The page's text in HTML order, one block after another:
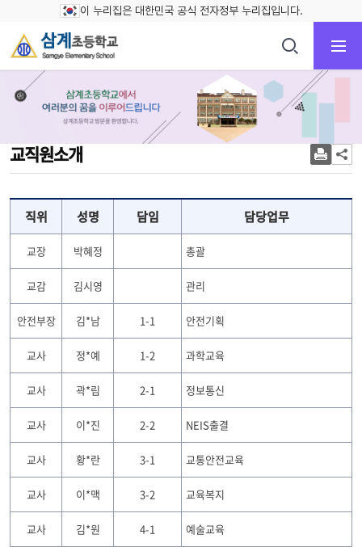
이 누리집은 대한민국 공식 전자정부 누리집입니다.
교직원소개
직위 성명 담임 담당업무
교장 박혜정 총괄
교감 김시영 관리
안전부장 김*남 1-1 안전기획
교사 정*예 1-2 과학교육
교사 곽*림 2-1 정보통신
교사 이*진 2-2 NEIS출결
교사 황*란 3-1 교통안전교육
교사 이*맥 3-2 교육복지
교사 김*원 4-1 예술교육